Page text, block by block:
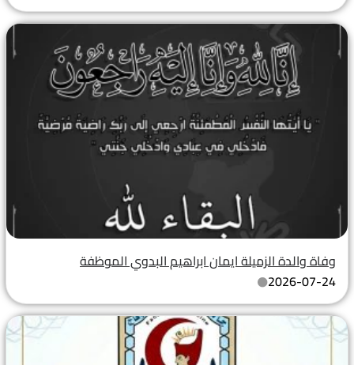
وفاة والدة الزميلة ايمان ابراهيم البدوي الموظفة
2026-07-24